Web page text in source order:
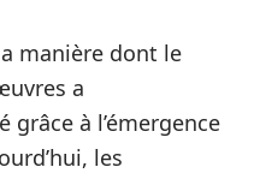
manière dont le
a
à l’émergence
les